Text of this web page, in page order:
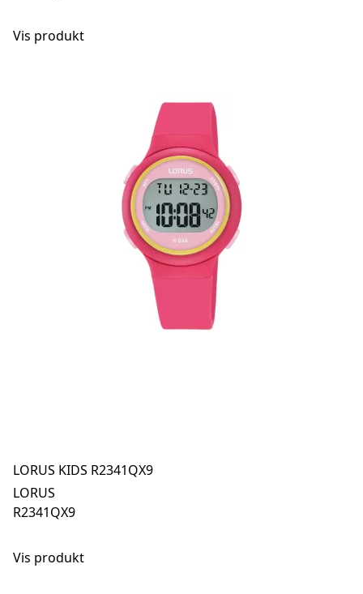
Vis produkt
LORUS KIDS R2341QX9
LORUS
R2341QX9
Vis produkt